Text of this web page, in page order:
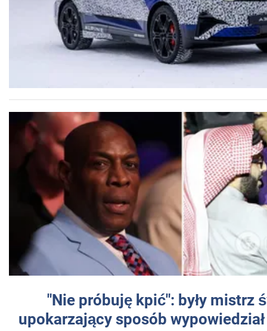
"Nie próbuję kpić": były mistrz
upokarzający sposób